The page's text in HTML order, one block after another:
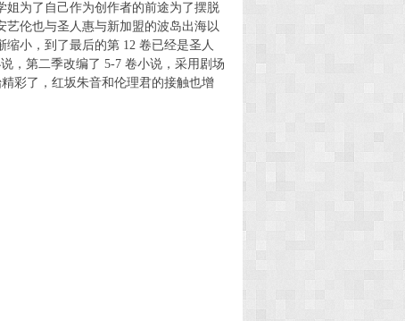
为了自己作为创作者的前途为了摆脱
伦也与圣人惠与新加盟的波岛出海以
小，到了最后的第 12 卷已经是圣人
，第二季改编了 5-7 卷小说，采用剧场
彩了，红坂朱音和伦理君的接触也增